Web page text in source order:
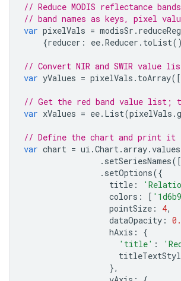
// Reduce MODIS reflectance
// band names as keys, pixel
var pixelVals = modisSr .
{reducer : ee.Reducer . toList
// Convert NIR and SWIR
var yValues = pixelVals . toArray([
// Get the red band value list;
var xValues = ee. List(pixelVals .
// Define the chart and print it
var chart = ui .Chart .array.values
. setSeriesNames([
. setOptions({
title :
colors : [
pointSize : 4,
dataOpacity :
hAxis :
{
'title' :
},